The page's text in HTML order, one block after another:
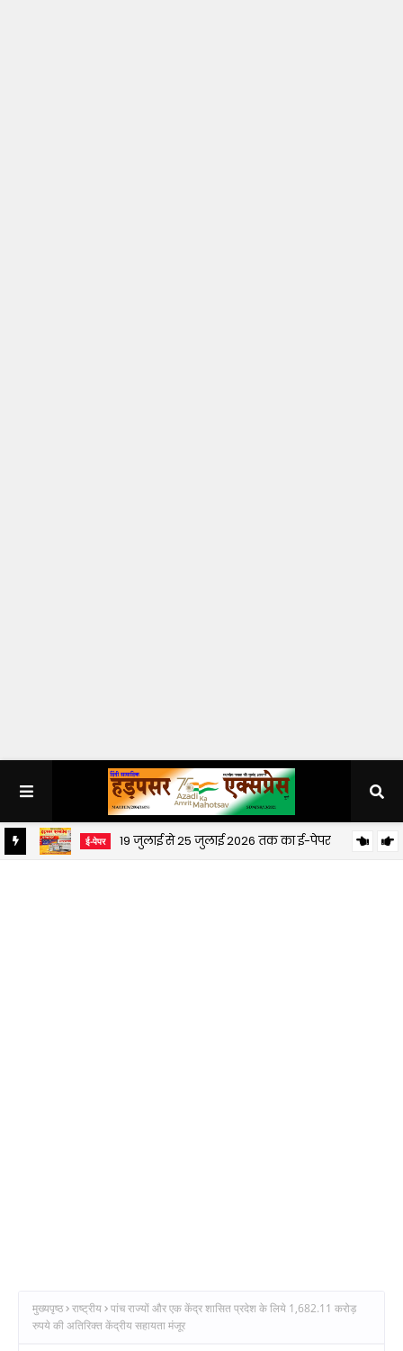
ई-पेपर 19 जुलाई से 25 जुलाई 2026 तक का ई-पेपर
मुख्यपृष्ठ राष्ट्रीय पांच राज्यों और एक केंद्र शासित प्रदेश के लिये 1,682.11 करोड़
रुपये की अतिरिक्त केंद्रीय सहायता मंजूर